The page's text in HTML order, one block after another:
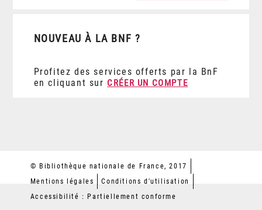
NOUVEAU À LA BNF ?
Profitez des services offerts par la BnF
en cliquant sur CRÉER UN COMPTE
© Bibliothèque nationale de France, 2017
Mentions légales
Conditions d'utilisation
Accessibilité : Partiellement conforme